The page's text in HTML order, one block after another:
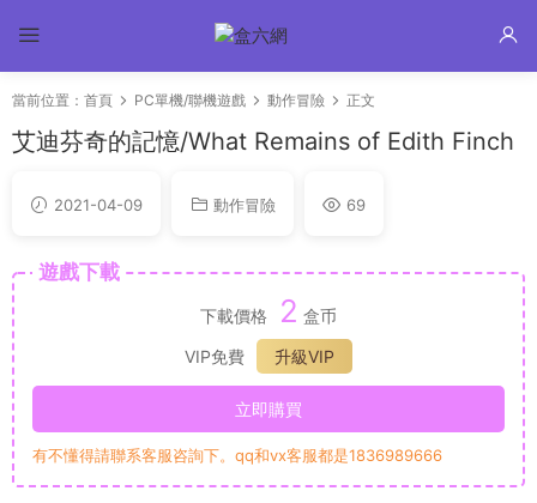
當前位置： 首頁 PC單機/聯機遊戲 動作冒險 正文
艾迪芬奇的記憶/What Remains of Edith Finch
2021-04-09 動作冒險 69
遊戲下載
下載價格 2 盒币
VIP免費
升級VIP
立即購買
有不懂得請聯系客服咨詢下。qq和vx客服都是1836989666